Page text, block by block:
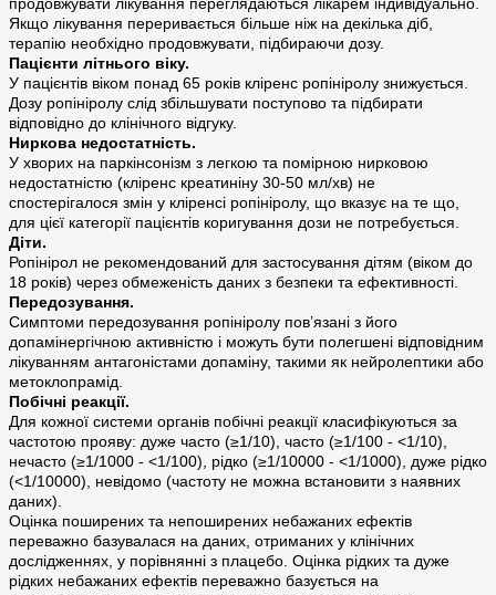
продовжувати лікування переглядаються лікарем індивідуально.
Якщо лікування переривається більше ніж на декілька діб,
терапію необхідно продовжувати, підбираючи дозу.
Пацієнти літнього віку.
У пацієнтів віком понад 65 років кліренс ропініролу знижується.
Дозу ропініролу слід збільшувати поступово та підбирати
відповідно до клінічного відгуку.
Ниркова недостатність.
У хворих на паркінсонізм з легкою та помірною нирковою
недостатністю (кліренс креатиніну 30-50 мл/хв) не
спостерігалося змін у кліренсі ропініролу, що вказує на те що,
для цієї категорії пацієнтів коригування дози не потребується.
Діти.
Ропінірол не рекомендований для застосування дітям (віком до
18 років) через обмеженість даних з безпеки та ефективності.
Передозування.
Симптоми передозування ропініролу пов’язані з його
допамінергічною активністю і можуть бути полегшені відповідним
лікуванням антагоністами допаміну, такими як нейролептики або
метоклопрамід.
Побічні реакції.
Для кожної системи органів побічні реакції класифікуються за
частотою прояву: дуже часто (≥1/10), часто (≥1/100 - <1/10),
нечасто (≥1/1000 - <1/100), рідко (≥1/10000 - <1/1000), дуже рідко
(<1/10000), невідомо (частоту не можна встановити з наявних
даних).
Оцінка поширених та непоширених небажаних ефектів
переважно базувалася на даних, отриманих у клінічних
дослідженнях, у порівнянні з плацебо. Оцінка рідких та дуже
рідких небажаних ефектів переважно базується на